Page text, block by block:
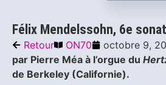
Félix Mendelssohn, 6e
Retour ON70 octobre 9,
par Pierre Méa à l’orgue du
de Berkeley (Californie).